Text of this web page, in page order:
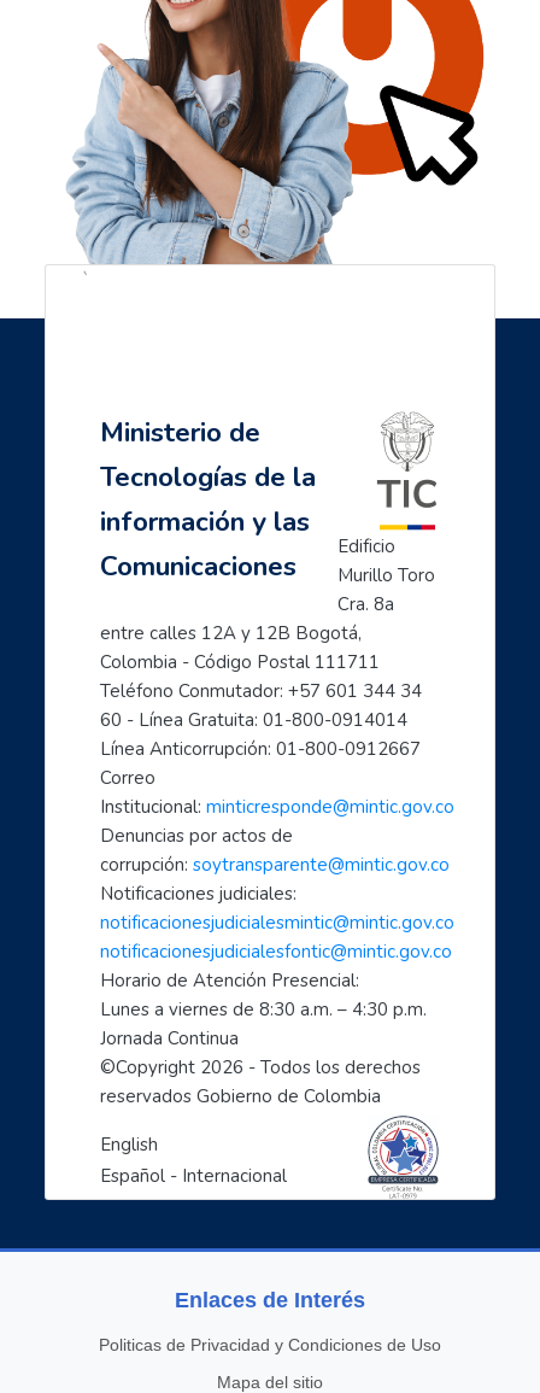
- Navegando Juntos: Formación en Internet para personas mayores en
Página Principal
Mujeres TIC para el cambio
Inicia con TIC
Página principal
- Aprende a usar Internet fácilmente
- Introducción al mundo digital
- Formación en Internet para personas mayores
- Mujeres líderes de la Transformación Digital
- Mujeres creadoras de contenido Digital
- Transforma tu mundo con internet: paso a paso de...
- Ciberperiodismo comunitario a tu alcance
- Cómo hacer trámites por internet con el estado
- Aprende a cuidarte en el mundo digital
- Las TIC aliadas fundamentales para el teletrabaj...
- Sácale provecho a tus dispositivos móviles: celu...
- Soy un profe TIC: Comparte con el mundo tus cono...
1, 2, 3 X TIC
- Entornos Digitales humanos
- Líderes digitales transformadores
- Descubre como cuidarte en el mundo digital: empo...
- Ciberperiodismo comunitario a tu alcance: empode...
- Las TIC aliadas esenciales para la empleabilidad...
- Design Thinking y TIC para mujeres
- Campo conectado: Desarrollo socioeconómico a
`
Ministerio de
Tecnologías de la
información y las
Comunicaciones
Edificio
Murillo Toro
Cra. 8a
entre calles 12A y 12B Bogotá,
Colombia - Código Postal 111711
Teléfono Conmutador: +57 601 344 34
60 - Línea Gratuita: 01-800-0914014
Línea Anticorrupción: 01-800-0912667
Correo
Institucional: minticresponde@mintic.gov.co
Denuncias por actos de
corrupción: soytransparente@mintic.gov.co
Notificaciones judiciales:
notificacionesjudicialesmintic@mintic.gov.co
notificacionesjudicialesfontic@mintic.gov.co
Horario de Atención Presencial:
Lunes a viernes de 8:30 a.m. – 4:30 p.m.
Jornada Continua
©Copyright 2026 - Todos los derechos
reservados Gobierno de Colombia
English
Español - Internacional
Enlaces de Interés
Politicas de Privacidad y Condiciones de Uso
Mapa del sitio